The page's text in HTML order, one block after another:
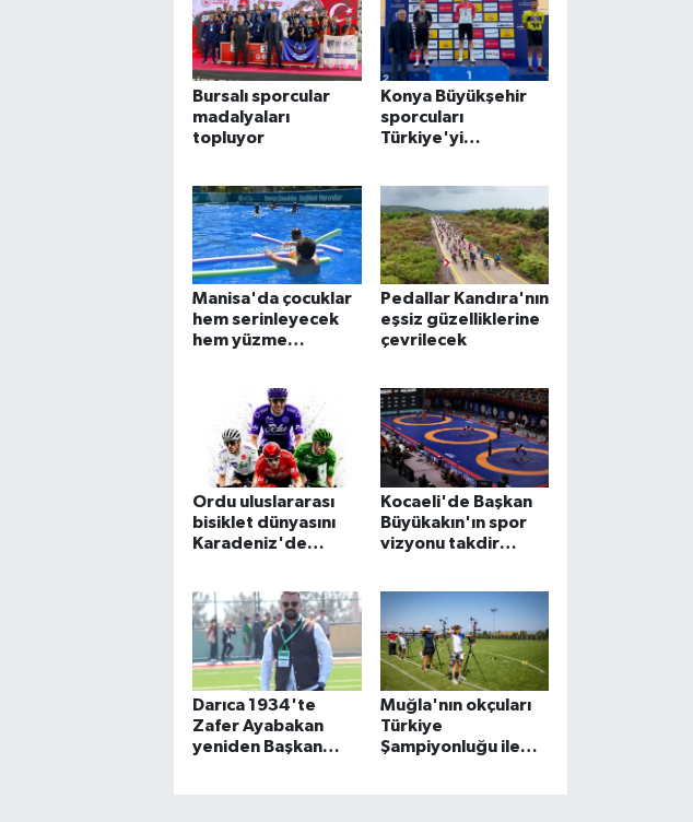
Bursalı sporcular
madalyaları
topluyor
Konya Büyükşehir
sporcuları
Türkiye'yi
Manisa'da çocuklar
hem serinleyecek
hem yüzme
Pedallar Kandıra'nın
eşsiz güzelliklerine
çevrilecek
Ordu uluslararası
bisiklet dünyasını
Karadeniz'de
Kocaeli'de Başkan
Büyükakın'ın spor
vizyonu takdir
Darıca 1934'te
Zafer Ayabakan
yeniden Başkan
Muğla'nın okçuları
Türkiye
Şampiyonluğu ile